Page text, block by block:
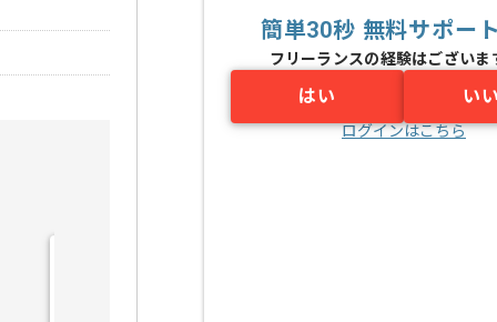
簡単30秒 無料サポー
フリーランスの経験はございま
はい い
ログインはこちら